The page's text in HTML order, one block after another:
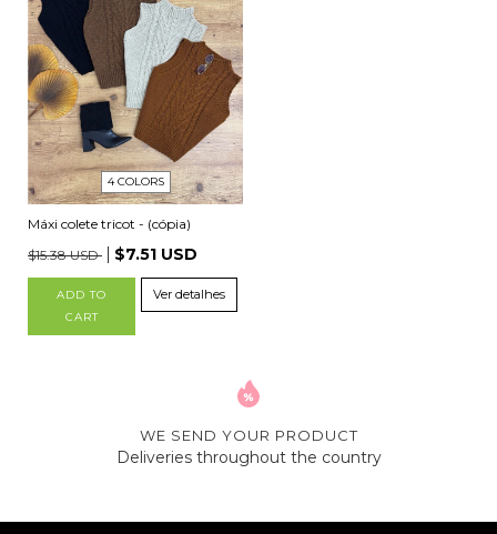
4 COLORS
Máxi colete tricot - (cópia)
$15.38 USD
$7.51 USD
ADD TO
CART
Ver detalhes
WE SEND YOUR PRODUCT
Deliveries throughout the country